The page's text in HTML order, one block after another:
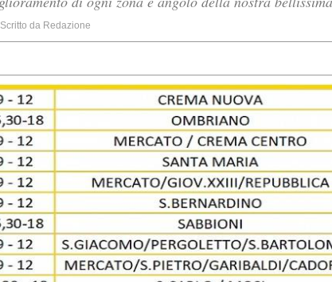
Scritto da Redazione